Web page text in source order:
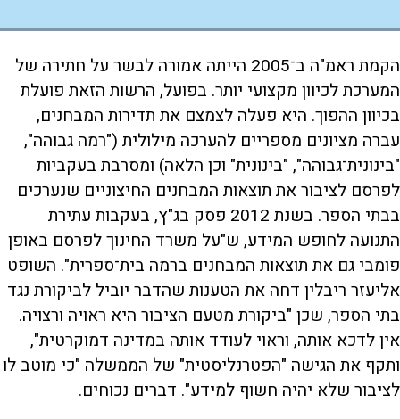
הקמת ראמ"ה ב־2005 הייתה אמורה לבשר על חתירה של
המערכת לכיוון מקצועי יותר. בפועל, הרשות הזאת פועלת
בכיוון ההפוך. היא פעלה לצמצם את תדירות המבחנים,
עברה מציונים מספריים להערכה מילולית ("רמה גבוהה",
"בינונית־גבוהה", "בינונית" וכן הלאה) ומסרבת בעקביות
לפרסם לציבור את תוצאות המבחנים החיצוניים שנערכים
בבתי הספר. בשנת 2012 פסק בג"ץ, בעקבות עתירת
התנועה לחופש המידע, ש"על משרד החינוך לפרסם באופן
פומבי גם את תוצאות המבחנים ברמה בית־ספרית". השופט
אליעזר ריבלין דחה את הטענות שהדבר יוביל לביקורת נגד
בתי הספר, שכן "ביקורת מטעם הציבור היא ראויה ורצויה.
אין לדכא אותה, וראוי לעודד אותה במדינה דמוקרטית",
ותקף את הגישה "הפטרנליסטית" של הממשלה "כי מוטב לו
לציבור שלא יהיה חשוף למידע". דברים נכוחים.